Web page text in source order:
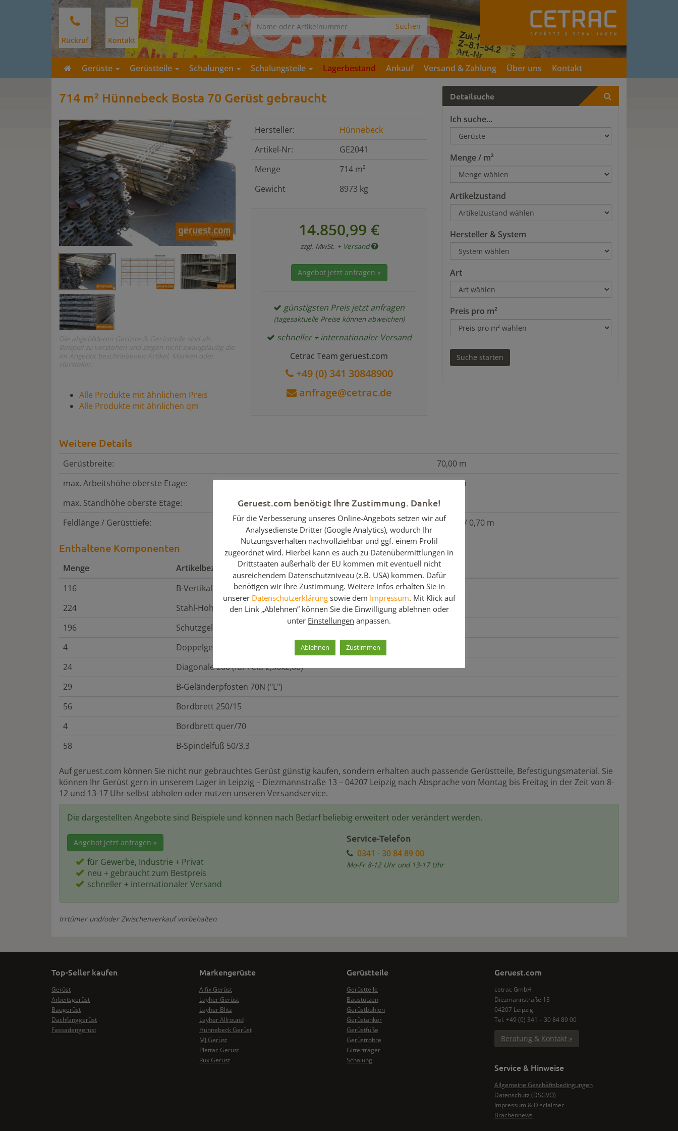
Rückruf Kontakt
Gerüste Gerüstteile Schalungen Schalungsteile Lagerbestand Ankauf Versand & Zahlung Über uns Kontakt
714 m² Hünnebeck Bosta 70 Gerüst gebraucht
Die abgebildeten Gerüste & Gerüstteile sind als
Beispiel zu verstehen und zeigen nicht zwangsläufig die
im Angebot beschriebenen Artikel, Marken oder
Hersteller.
Alle Produkte mit ähnlichem Preis
Alle Produkte mit ähnlichen qm
Hersteller:
Hünnebeck
Artikel-Nr:
GE2041
Menge
714 m²
Gewicht
8973 kg
14.850,99 €
zzgl. MwSt. + Versand
Angebot jetzt anfragen »
günstigsten Preis jetzt anfragen
(tagesaktuelle Preise können abweichen)
schneller + internationaler Versand
Cetrac Team geruest.com
+49 (0) 341 30848900
anfrage@cetrac.de
Detailsuche
Ich suche...
Menge / m²
Artikelzustand
Hersteller & System
Art
Preis pro m²
Weitere Details
Gerüstbreite:
70,00 m
max. Arbeitshöhe oberste Etage:
10,20 m
max. Standhöhe oberste Etage:
8,20 m
Feldlänge / Gerüsttiefe:
2,50 m / 0,70 m
Enthaltene Komponenten
Menge
Artikelbezeichnung
116
B-Vertikalrahmen 200/70
224
Stahl-Hohlkastenbelag 250/32
196
Schutzgeländer 250
4
Doppelgeländer 70 quer
24
Diagonale 200 (für Feld 2,50x2,00)
29
B-Geländerpfosten 70N ("L")
56
Bordbrett 250/15
4
Bordbrett quer/70
58
B-Spindelfuß 50/3,3
Auf geruest.com können Sie nicht nur gebrauchtes Gerüst günstig kaufen, sondern erhalten auch passende Gerüstteile, Befestigungsmaterial. Sie
können Ihr Gerüst gern in unserem Lager in Leipzig – Diezmannstraße 13 – 04207 Leipzig nach Absprache von Montag bis Freitag in der Zeit von 8-
12 und 13-17 Uhr selbst abholen oder nutzen unseren Versandservice.
Die dargestellten Angebote sind Beispiele und können nach Bedarf beliebig erweitert oder verändert werden.
Angebot jetzt anfragen »
für Gewerbe, Industrie + Privat
neu + gebraucht zum Bestpreis
schneller + internationaler Versand
Service-Telefon
0341 - 30 84 89 00
Mo-Fr 8-12 Uhr und 13-17 Uhr
Irrtümer und/oder Zwischenverkauf vorbehalten
Top-Seller kaufen
Gerüst
Arbeitsgerüst
Baugerüst
Dachfanggerüst
Fassadengerüst
Markengerüste
Alfix Gerüst
Layher Gerüst
Layher Blitz
Layher Allround
Hünnebeck Gerüst
MJ Gerüst
Plettac Gerüst
Rux Gerüst
Gerüstteile
Gerüstteile
Baustützen
Gerüstbohlen
Gerüstanker
Gerüstfüße
Gerüstrohre
Gitterträger
Schalung
Geruest.com
cetrac GmbH
Diezmannstraße 13
04207 Leipzig
Tel. +49 (0) 341 – 30 84 89 00
Beratung & Kontakt »
Service & Hinweise
Allgemeine Geschäftsbedingungen
Datenschutz (DSGVO)
Impressum & Disclaimer
Brachennews
Geruest.com benötigt Ihre Zustimmung. Danke!
Für die Verbesserung unseres Online-Angebots setzen wir auf
Analysedienste Dritter (Google Analytics), wodurch Ihr
Nutzungsverhalten nachvollziehbar und ggf. einem Profil
zugeordnet wird. Hierbei kann es auch zu Datenübermittlungen in
Drittstaaten außerhalb der EU kommen mit eventuell nicht
ausreichendem Datenschutzniveau (z.B. USA) kommen. Dafür
benötigen wir Ihre Zustimmung. Weitere Infos erhalten Sie in
unserer Datenschutzerklärungsowie dem Impressum. Mit Klick auf
den Link „Ablehnen” können Sie die Einwilligung ablehnen oder
unter Einstellungen anpassen.
Ablehnen Zustimmen